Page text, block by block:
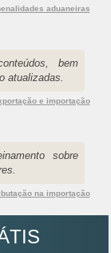
aduaneiras
bem
atualizadas.
e importação
sobre
na importação